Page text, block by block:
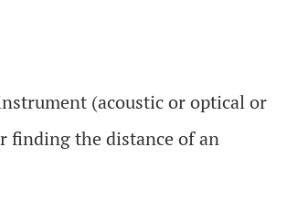
(acousticoropticalor
findingthe distance ofan